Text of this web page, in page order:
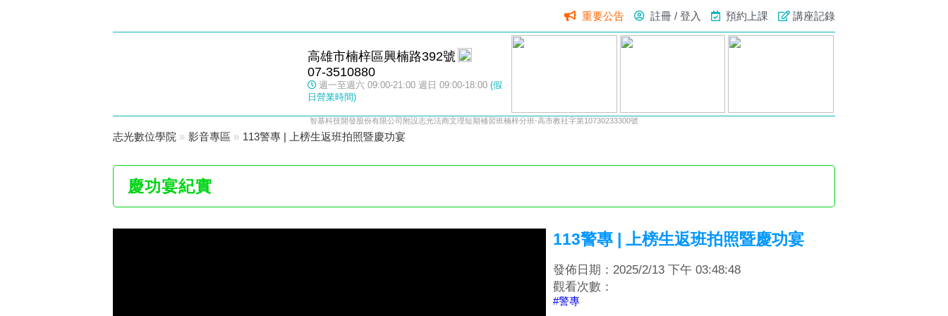
重要公告 註冊 / 登入 預約上課 講座記錄
高雄市楠梓區興楠路392號
07-3510880
週一至週六 09:00-21:00 週日 09:00-18:00 (假
日營業時間)
智基科技開發股份有限公司附設志光法商文理短期補習班楠梓分班-高市教社字第10730233300號
志光數位學院 » 影音專區 » 113警專 | 上榜生返班拍照暨慶功宴
慶功宴紀實
113警專 | 上榜生返班拍照暨慶功宴
發佈日期：2025/2/13 下午 03:48:48
觀看次數：
#警專